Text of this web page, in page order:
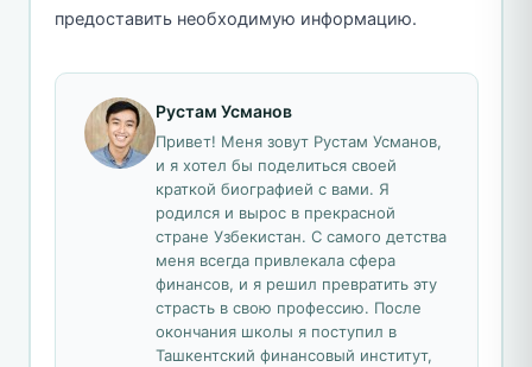
предоставить необходимую информацию.
Рустам Усманов
Привет! Меня зовут Рустам Усманов,
и я хотел бы поделиться своей
краткой биографией с вами. Я
родился и вырос в прекрасной
стране Узбекистан. С самого детства
меня всегда привлекала сфера
финансов, и я решил превратить эту
страсть в свою профессию. После
окончания школы я поступил в
Ташкентский финансовый институт,